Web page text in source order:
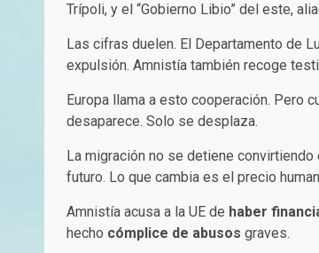
Trípoli, y el “Gobierno Libio” del este,
Las cifras duelen. El Departamento de
expulsión. Amnistía también recoge
Europa llama a esto cooperación. Pero
desaparece. Solo se desplaza.
La migración no se detiene
futuro. Lo que cambia es el precio
Amnistía acusa a la UE de haber
hecho cómplice de abusos graves.